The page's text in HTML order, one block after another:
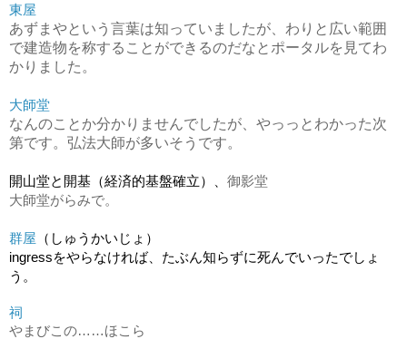
東屋
あずまやという言葉は知っていましたが、わりと広い範囲
で建造物を称することができるのだなとポータルを見てわ
かりました。
大師堂
なんのことか分かりませんでしたが、やっっとわかった次
第です。弘法大師が多いそうです。
開山堂と開基（経済的基盤確立）、 御影堂
大師堂がらみで。
群屋 （しゅうかいじょ）
ingressをやらなければ、たぶん知らずに死んでいったでしょ
う。
祠
やまびこの……ほこら